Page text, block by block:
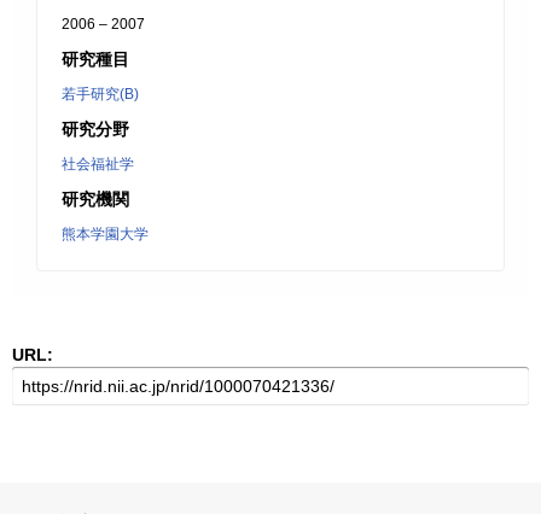
2006 – 2007
研究種目
若手研究(B)
研究分野
社会福祉学
研究機関
熊本学園大学
URL: